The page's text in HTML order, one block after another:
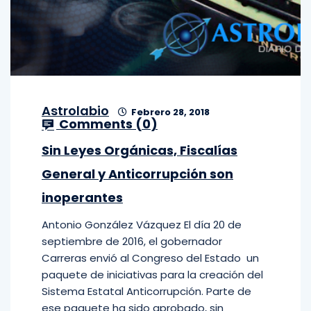
Astrolabio Febrero 28, 2018
Comments (0)
Sin Leyes Orgánicas, Fiscalías
General y Anticorrupción son
inoperantes
Antonio González Vázquez El día 20 de
septiembre de 2016, el gobernador
Carreras envió al Congreso del Estado un
paquete de iniciativas para la creación del
Sistema Estatal Anticorrupción. Parte de
ese paquete ha sido aprobado, sin